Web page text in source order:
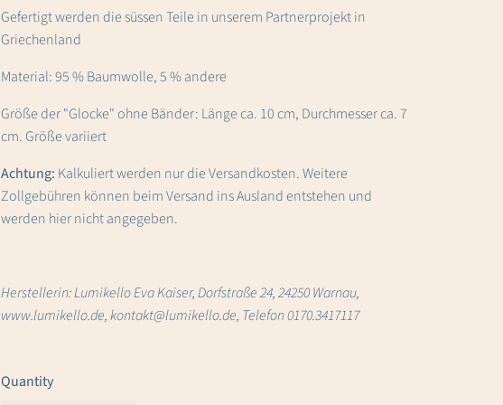
Gefertigt werden die süssen Teile in unserem Partnerprojekt in
Griechenland
Material: 95 % Baumwolle, 5 % andere
Größe der "Glocke" ohne Bänder: Länge ca. 10 cm, Durchmesser ca. 7
cm. Größe variiert
Achtung: Kalkuliert werden nur die Versandkosten. Weitere
Zollgebühren können beim Versand ins Ausland entstehen und
werden hier nicht angegeben.
Herstellerin: Lumikello Eva Kaiser, Dorfstraße 24, 24250 Warnau,
www.lumikello.de, kontakt@lumikello.de, Telefon 0170.3417117
Quantity